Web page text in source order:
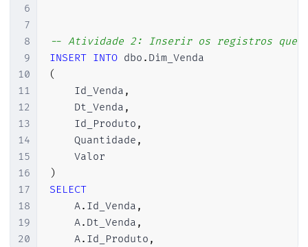
6
7
8
9
10
11
12
13
14
15
16
17
18
19
20
-- Atividade 2: Inserir os registros que
INSERT INTO dbo .
(
    Id_Venda
,
    Dt_Venda
,
    Id_Produto
,
    Quantidade
,
)
SELECT
    A
. Id_Venda ,
    A
. Dt_Venda ,
    A
. Id_Produto ,